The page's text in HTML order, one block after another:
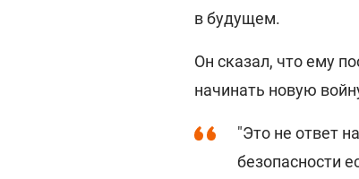
в будущем.
Он сказал, что ему
начинать новую
"Это не ответ
безопасности